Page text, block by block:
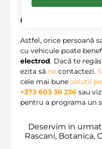
Ce trebuie să știi?
Astfel, orice persoană
cu vehicule poate
electrod. Dacă te
ezita să ne contactezi.
cele mai bune soluții
+373 603 36 236 sau
pentru a programa un
Deservim in
Rascani, Botanica,